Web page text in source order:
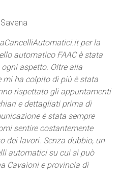
per la
automatico FAAC è stata
aspetto. Oltre alla
mi ha colpito di più è stata
rispettato gli appuntamenti
e dettagliati prima di
è stata sempre
sentire costantemente
dei lavori. Senza dubbio, un
automatici su cui si può
Cavaioni e provincia di